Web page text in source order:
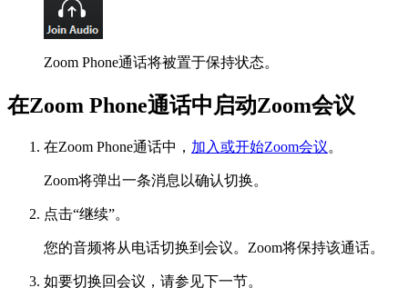
Zoom Phone通话将被置于保持状态。
在Zoom Phone通话中启动Zoom会议
在Zoom Phone通话中， 加入或开始Zoom会议。
Zoom将弹出一条消息以确认切换。
点击“继续”。
您的音频将从电话切换到会议。Zoom将保持该通话。
如要切换回会议，请参见下一节。